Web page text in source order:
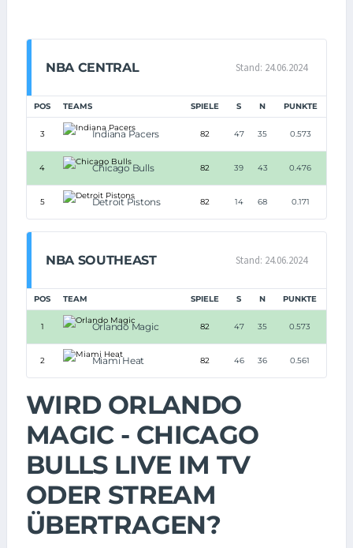
NBA CENTRAL Stand: 24.06.2024
POS TEAMS SPIELE S N PUNKTE
3 Indiana Pacers 82 47 35 0.573
4 Chicago Bulls 82 39 43 0.476
5 Detroit Pistons 82 14 68 0.171
NBA SOUTHEAST Stand: 24.06.2024
POS TEAM SPIELE S N PUNKTE
1 Orlando Magic 82 47 35 0.573
2 Miami Heat 82 46 36 0.561
WIRD ORLANDO
MAGIC - CHICAGO
BULLS LIVE IM TV
ODER STREAM
ÜBERTRAGEN?